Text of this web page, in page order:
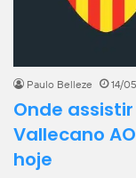
Paulo Belleze 14/
Onde
Vallecano
hoje